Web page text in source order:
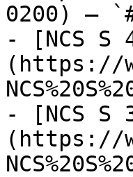
0200) —
- [NCS S
(https://
- [NCS S
(https://